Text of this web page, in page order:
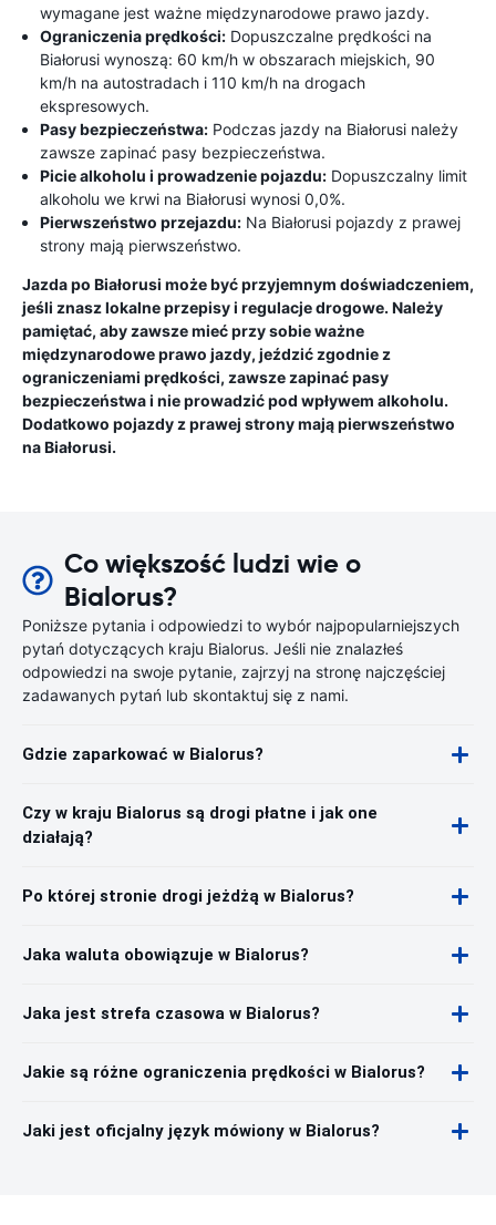
wymagane jest ważne międzynarodowe prawo jazdy.
Ograniczenia prędkości: Dopuszczalne prędkości na
Białorusi wynoszą: 60 km/h w obszarach miejskich, 90
km/h na autostradach i 110 km/h na drogach
ekspresowych.
Pasy bezpieczeństwa: Podczas jazdy na Białorusi należy
zawsze zapinać pasy bezpieczeństwa.
Picie alkoholu i prowadzenie pojazdu: Dopuszczalny limit
alkoholu we krwi na Białorusi wynosi 0,0%.
Pierwszeństwo przejazdu: Na Białorusi pojazdy z prawej
strony mają pierwszeństwo.
Jazda po Białorusi może być przyjemnym doświadczeniem,
jeśli znasz lokalne przepisy i regulacje drogowe. Należy
pamiętać, aby zawsze mieć przy sobie ważne
międzynarodowe prawo jazdy, jeździć zgodnie z
ograniczeniami prędkości, zawsze zapinać pasy
bezpieczeństwa i nie prowadzić pod wpływem alkoholu.
Dodatkowo pojazdy z prawej strony mają pierwszeństwo
na Białorusi.
Co większość ludzi wie o
Bialorus?
Poniższe pytania i odpowiedzi to wybór najpopularniejszych
pytań dotyczących kraju Bialorus. Jeśli nie znalazłeś
odpowiedzi na swoje pytanie, zajrzyj na stronę najczęściej
zadawanych pytań lub skontaktuj się z nami.
Gdzie zaparkować w Bialorus?
Czy w kraju Bialorus są drogi płatne i jak one
działają?
Po której stronie drogi jeżdżą w Bialorus?
Jaka waluta obowiązuje w Bialorus?
Jaka jest strefa czasowa w Bialorus?
Jakie są różne ograniczenia prędkości w Bialorus?
Jaki jest oficjalny język mówiony w Bialorus?